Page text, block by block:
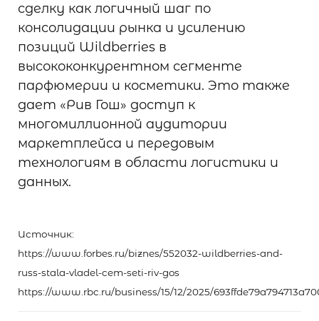
сделку как логичный шаг по
консолидации рынка и усилению
позиций Wildberries в
высококонкурентном сегменте
парфюмерии и косметики. Это также
дает «Рив Гош» доступ к
многомиллионной аудитории
маркетплейса и передовым
технологиям в области логистики и
данных.
Источник:
https://www.forbes.ru/biznes/552032-wildberries-and-
russ-stala-vladel-cem-seti-riv-gos
https://www.rbc.ru/business/15/12/2025/